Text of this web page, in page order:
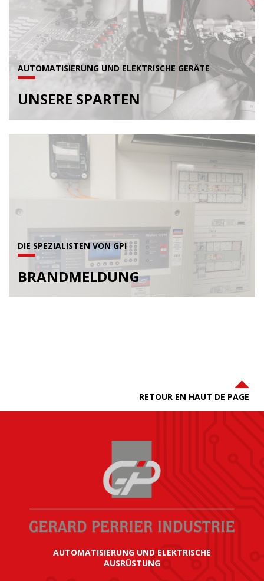
AUTOMATISIERUNG UND ELEKTRISCHE GERÄTE
UNSERE SPARTEN
DIE SPEZIALISTEN VON GPI
BRANDMELDUNG
RETOUR EN HAUT DE PAGE
AUTOMATISIERUNG UND ELEKTRISCHE
AUSRÜSTUNG